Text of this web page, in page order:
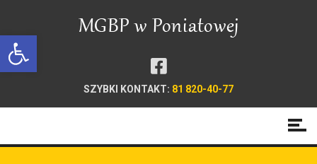
Open toolbar
SZYBKI KONTAKT: 81 820-40-77